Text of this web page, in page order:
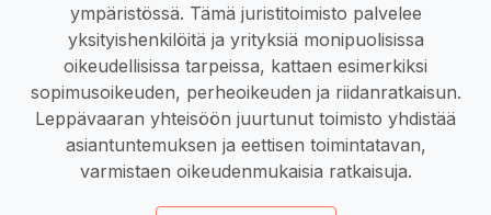
ympäristössä. Tämä juristitoimisto palvelee
yksityishenkilöitä ja yrityksiä monipuolisissa
oikeudellisissa tarpeissa, kattaen esimerkiksi
sopimusoikeuden, perheoikeuden ja riidanratkaisun.
Leppävaaran yhteisöön juurtunut toimisto yhdistää
asiantuntemuksen ja eettisen toimintatavan,
varmistaen oikeudenmukaisia ratkaisuja.